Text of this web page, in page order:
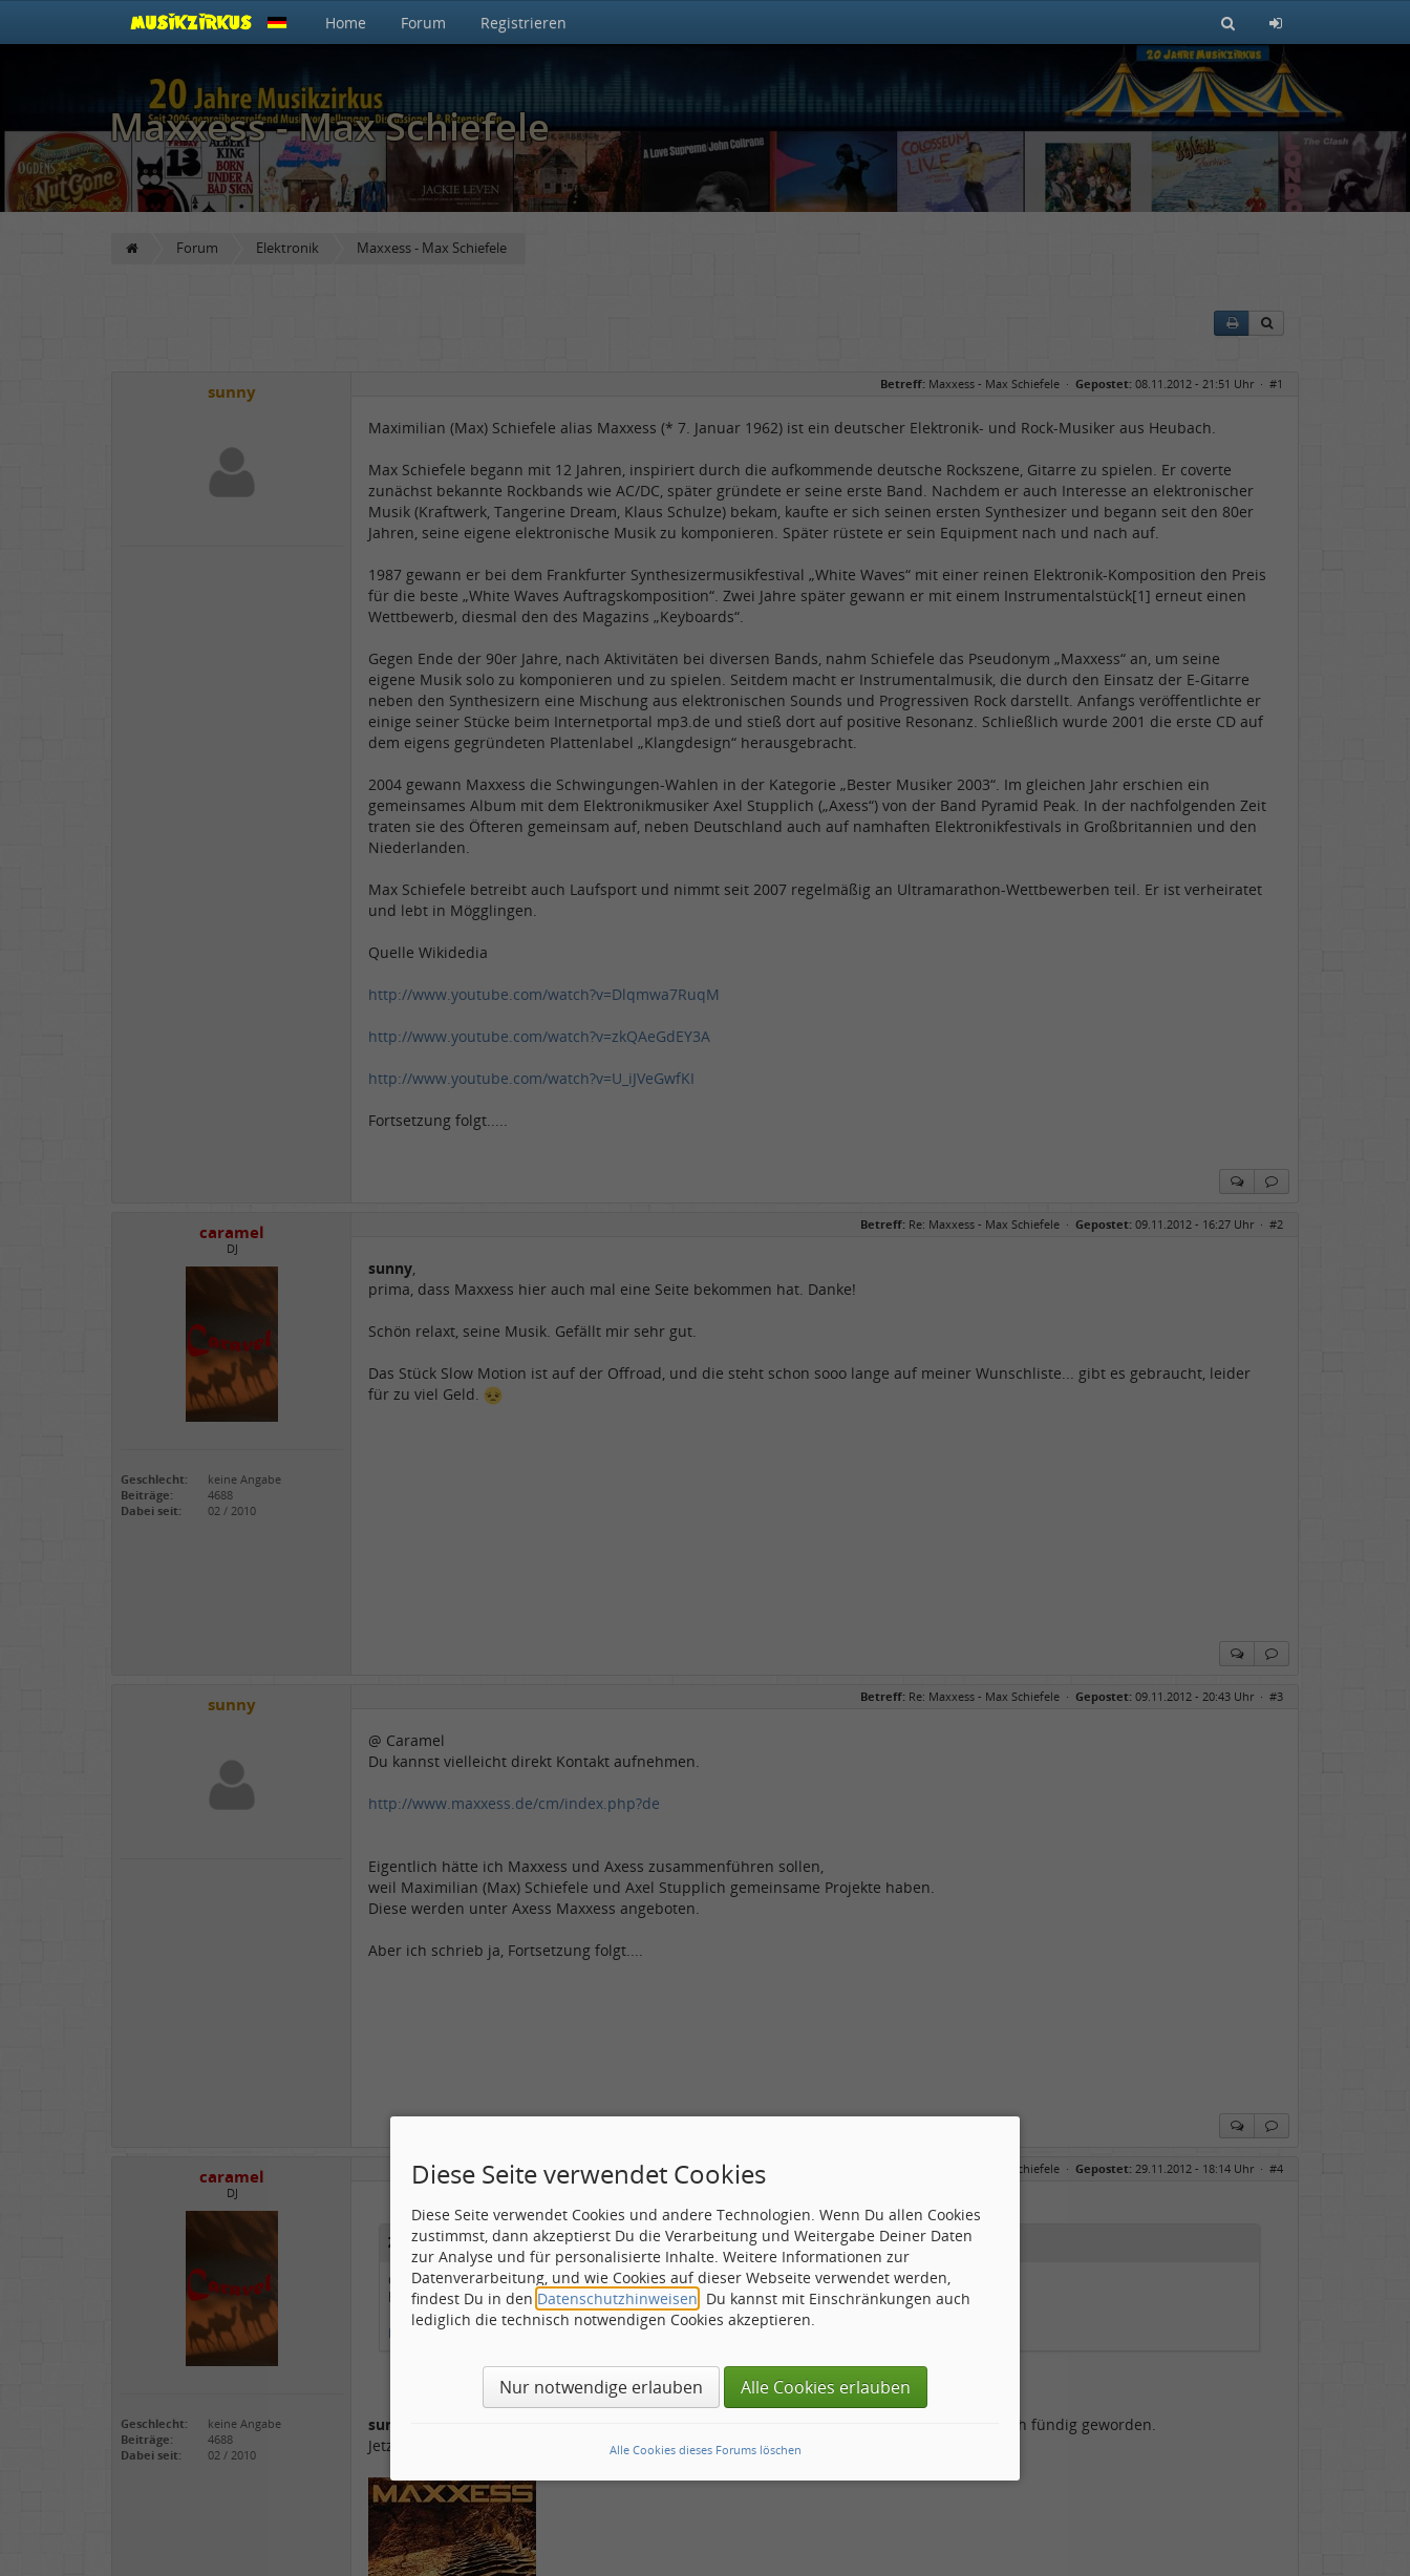
Home Forum Registrieren
Maxxess - Max Schiefele
Forum Elektronik Maxxess - Max Schiefele
sunny Betreff: Maxxess - Max Schiefele · Gepostet: 08.11.2012 - 21:51 Uhr · #1
Maximilian (Max) Schiefele alias Maxxess (* 7. Januar 1962) ist ein deutscher Elektronik- und Rock-Musiker aus Heubach.
Max Schiefele begann mit 12 Jahren, inspiriert durch die aufkommende deutsche Rockszene, Gitarre zu spielen. Er coverte
zunächst bekannte Rockbands wie AC/DC, später gründete er seine erste Band. Nachdem er auch Interesse an elektronischer
Musik (Kraftwerk, Tangerine Dream, Klaus Schulze) bekam, kaufte er sich seinen ersten Synthesizer und begann seit den 80er
Jahren, seine eigene elektronische Musik zu komponieren. Später rüstete er sein Equipment nach und nach auf.
1987 gewann er bei dem Frankfurter Synthesizermusikfestival „White Waves“ mit einer reinen Elektronik-Komposition den Preis
für die beste „White Waves Auftragskomposition“. Zwei Jahre später gewann er mit einem Instrumentalstück[1] erneut einen
Wettbewerb, diesmal den des Magazins „Keyboards“.
Gegen Ende der 90er Jahre, nach Aktivitäten bei diversen Bands, nahm Schiefele das Pseudonym „Maxxess“ an, um seine
eigene Musik solo zu komponieren und zu spielen. Seitdem macht er Instrumentalmusik, die durch den Einsatz der E-Gitarre
neben den Synthesizern eine Mischung aus elektronischen Sounds und Progressiven Rock darstellt. Anfangs veröffentlichte er
einige seiner Stücke beim Internetportal mp3.de und stieß dort auf positive Resonanz. Schließlich wurde 2001 die erste CD auf
dem eigens gegründeten Plattenlabel „Klangdesign“ herausgebracht.
2004 gewann Maxxess die Schwingungen-Wahlen in der Kategorie „Bester Musiker 2003“. Im gleichen Jahr erschien ein
gemeinsames Album mit dem Elektronikmusiker Axel Stupplich („Axess“) von der Band Pyramid Peak. In der nachfolgenden Zeit
traten sie des Öfteren gemeinsam auf, neben Deutschland auch auf namhaften Elektronikfestivals in Großbritannien und den
Niederlanden.
Max Schiefele betreibt auch Laufsport und nimmt seit 2007 regelmäßig an Ultramarathon-Wettbewerben teil. Er ist verheiratet
und lebt in Mögglingen.
Quelle Wikidedia
http://www.youtube.com/watch?v=Dlqmwa7RuqM
http://www.youtube.com/watch?v=zkQAeGdEY3A
http://www.youtube.com/watch?v=U_iJVeGwfKI
Fortsetzung folgt.....
caramel
DJ
Geschlecht:
keine Angabe
Beiträge:
4688
Dabei seit:
02 / 2010
Betreff: Re: Maxxess - Max Schiefele · Gepostet: 09.11.2012 - 16:27 Uhr · #2
sunny,
prima, dass Maxxess hier auch mal eine Seite bekommen hat. Danke!
Schön relaxt, seine Musik. Gefällt mir sehr gut.
Das Stück Slow Motion ist auf der Offroad, und die steht schon sooo lange auf meiner Wunschliste... gibt es gebraucht, leider
für zu viel Geld.
sunny Betreff: Re: Maxxess - Max Schiefele · Gepostet: 09.11.2012 - 20:43 Uhr · #3
@ Caramel
Du kannst vielleicht direkt Kontakt aufnehmen.
http://www.maxxess.de/cm/index.php?de
Eigentlich hätte ich Maxxess und Axess zusammenführen sollen,
weil Maximilian (Max) Schiefele und Axel Stupplich gemeinsame Projekte haben.
Diese werden unter Axess Maxxess angeboten.
Aber ich schrieb ja, Fortsetzung folgt....
caramel
DJ
Geschlecht:
keine Angabe
Beiträge:
4688
Dabei seit:
02 / 2010
Re: Maxxess - Max Schiefele · Gepostet: 29.11.2012 - 18:14 Uhr · #4
Zitat
@ Caramel
Du kannst vielleicht direkt Kontakt aufnehmen.
http://www.maxxess.de/cm/index.php?de
sunny
, das war ein guter Tipp. Auf seiner Homepage gibt er einige shops an, und dort bin ich fündig geworden.
Jetzt dreht dich hier erstmals
Diese Seite verwendet Cookies
Diese Seite verwendet Cookies und andere Technologien. Wenn Du allen Cookies
zustimmst, dann akzeptierst Du die Verarbeitung und Weitergabe Deiner Daten
zur Analyse und für personalisierte Inhalte. Weitere Informationen zur
Datenverarbeitung, und wie Cookies auf dieser Webseite verwendet werden,
findest Du in den Datenschutzhinweisen . Du kannst mit Einschränkungen auch
lediglich die technisch notwendigen Cookies akzeptieren.
Nur notwendige erlauben Alle Cookies erlauben
Alle Cookies dieses Forums löschen